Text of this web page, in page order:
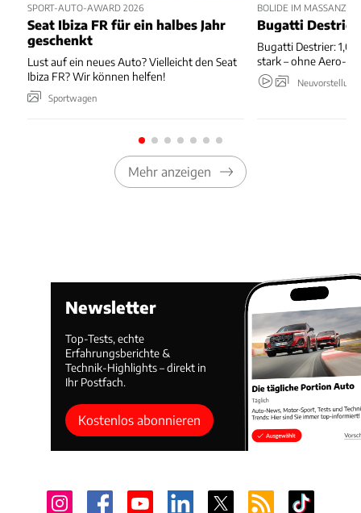
SPORT-AUTO-AWARD 2026
Seat Ibiza FR für ein halbes Jahr
geschenkt
Lust auf ein neues Auto? Vielleicht den Seat
Ibiza FR? Wir können helfen!
Sportwagen
BOLIDE IM MASSANZUG
Bugatti
Bugatti Destrier: 1,00
stark – ohne Aero-
Mehr anzeigen
Newsletter
Top-Tests, echte
Erfahrungsberichte &
Technik-Highlights – direkt in
Ihr Postfach.
Kostenlos abonnieren